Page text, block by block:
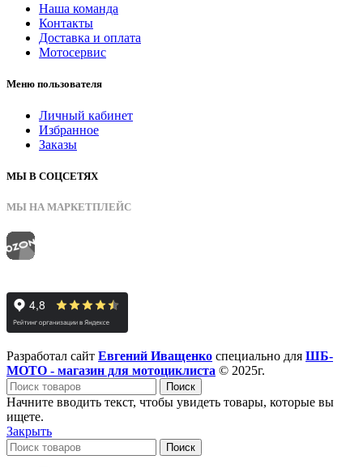
Наша команда
Контакты
Доставка и оплата
Мотосервис
Меню пользователя
Личный кабинет
Избранное
Заказы
МЫ В СОЦСЕТЯХ
МЫ НА МАРКЕТПЛЕЙС
Разработал сайт Евгений Иващенко специально для ШБ-
МОТО - магазин для мотоциклиста © 2025г.
Поиск
Начните вводить текст, чтобы увидеть товары, которые вы
ищете.
Закрыть
Поиск